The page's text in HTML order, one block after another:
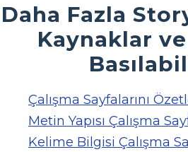
Daha Fazla
Kaynaklar
Çalışma Sayfalarını
Metin Yapısı Çalışma
Kelime Bilgisi Çalışma